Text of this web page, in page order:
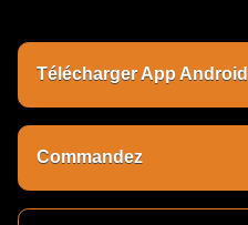
Télécharger App Android
Commandez